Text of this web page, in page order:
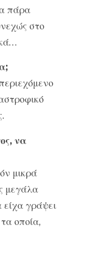
πάρα
στο
να
μικρά
μεγάλα
γράψει
οποία,